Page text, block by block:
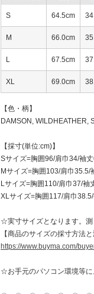
S 64.5cm
M 66.0cm
67.5cm
XL 69.0cm
【色・柄】
DAMSON, WILDHEATHER,
【採寸(単位:cm)】
Sサイズ=胸囲96/肩巾34/袖
Mサイズ=胸囲103/肩巾35.5/
Lサイズ=胸囲110/肩巾37/袖
XLサイズ=胸囲117/肩巾
☆実寸サイズとなります。測
【商品のサイズの採寸方法
https://www.buyma.com/
☆お手元のパソコン環境等に